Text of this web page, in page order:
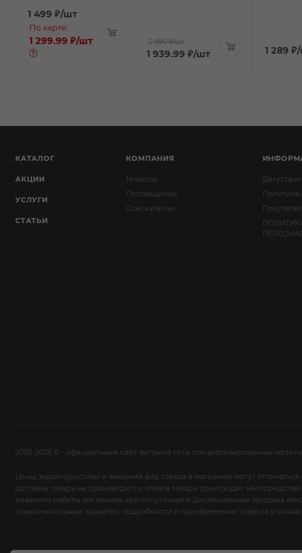
1 499 ₽/шт
По карте:
1 299.99 ₽/шт 2 990 ₽/шт
1 939.99 ₽/шт 1 289 ₽
КАТАЛОГ
АКЦИИ
УСЛУГИ
СТАТЬИ
КОМПАНИЯ
Новости
Поставщикам
Соискателям
Политика
2005-2026 © - официальный сайт-витрина сети специализированных
Цены, характеристики и внешний вид товара в магазинах могут
доставка товара не производится, оплата товара происходит
режимом работы магазинов, круглосуточная и дистанционная продажа
ознакомительный характер, подробности о приобретении товаров